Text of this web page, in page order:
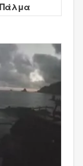
Πάλμα